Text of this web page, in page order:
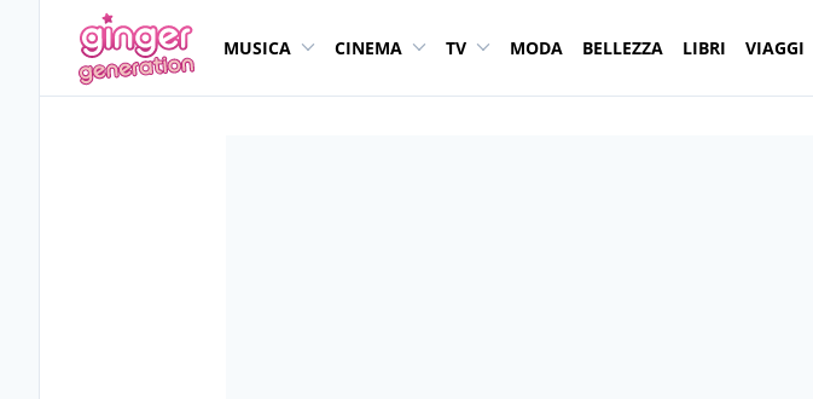
MUSICA CINEMA TV MODA BELLEZZA LIBRI VIAGGI